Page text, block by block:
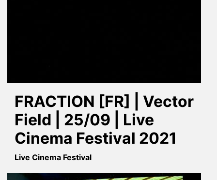
FRACTION [FR] | Vector
Field | 25/09 | Live
Cinema Festival 2021
Live Cinema Festival